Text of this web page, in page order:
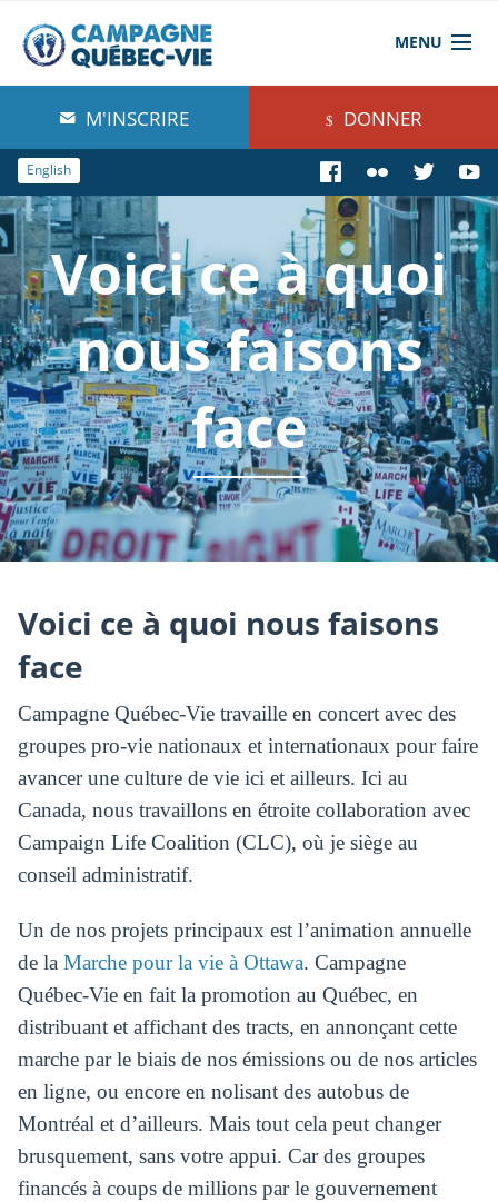
MENU
À propos de nous
Blog
Comprendre
Agir
Boutique
M'INSCRIRE DONNER
English
Voici ce à quoi
nous faisons
face
Voici ce à quoi nous faisons
face
Campagne Québec-Vie travaille en concert avec des
groupes pro-vie nationaux et internationaux pour faire
avancer une culture de vie ici et ailleurs. Ici au
Canada, nous travaillons en étroite collaboration avec
Campaign Life Coalition (CLC), où je siège au
conseil administratif.
Un de nos projets principaux est l’animation annuelle
de la Marche pour la vie à Ottawa. Campagne
Québec-Vie en fait la promotion au Québec, en
distribuant et affichant des tracts, en annonçant cette
marche par le biais de nos émissions ou de nos articles
en ligne, ou encore en nolisant des autobus de
Montréal et d’ailleurs. Mais tout cela peut changer
brusquement, sans votre appui. Car des groupes
financés à coups de millions par le gouvernement